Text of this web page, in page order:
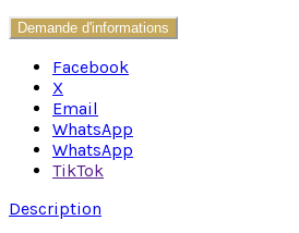
Demande d'informations
Facebook
X
Email
WhatsApp
WhatsApp
TikTok
Description